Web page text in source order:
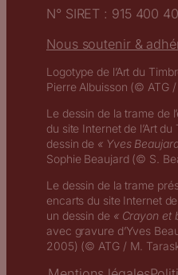
N° SIRET : 915 400
Nous soutenir &
Logotype de l’Art du
Pierre Albuisson (© ATG /
Le dessin de la trame de
du site Internet de l’Art
dessin de « Yves
Sophie Beaujard (© S.
Le dessin de la trame
encarts du site Internet
un dessin de « Crayon et
avec gravure d’Yves
2005) (© ATG / M.